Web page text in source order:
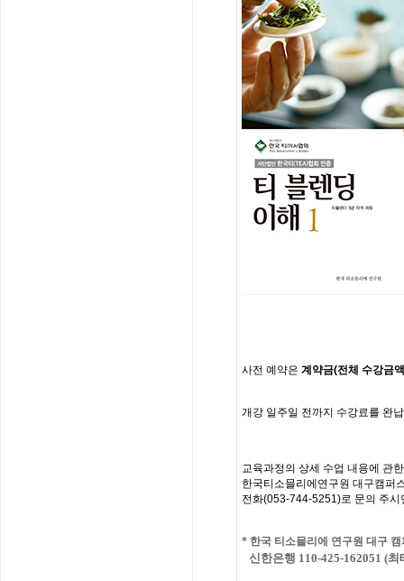
사전 예약은 계약금(전체 수강금
개강 일주일 전까지 수강료를 완
교육과정의 상세 수업 내용에 관한
한국티소믈리에연구원 대구캠퍼
전화(053-744-5251)로 문의 주시
* 한국 티소믈리에 연구원 대구
신한은행 110-425-162051 (최